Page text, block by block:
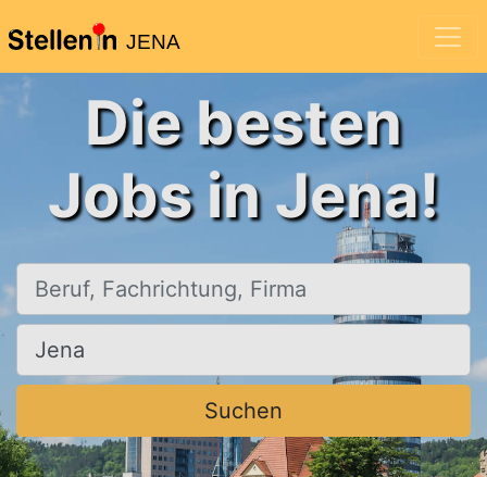
JENA
Die besten
Jobs in Jena!
Beruf, Fachrichtung, Firma
Ort, Stadt
Suchen